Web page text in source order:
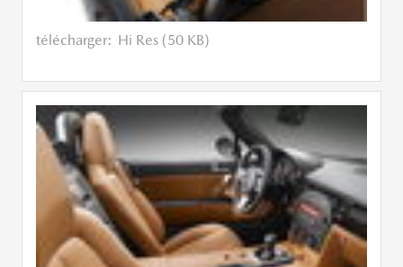
télécharger: Hi Res (50 KB)